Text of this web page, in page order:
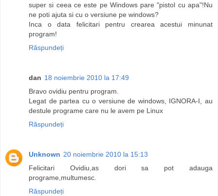
super si ceea ce este pe Windows pare "pistol cu apa"!Nu
ne poti ajuta si cu o versiune pe windows?
Inca o data felicitari pentru crearea acestui minunat
program!
Răspundeți
dan 18 noiembrie 2010 la 17:49
Bravo ovidiu pentru program.
Legat de partea cu o versiune de windows, IGNORA-I, au
destule programe care nu le avem pe Linux
Răspundeți
Unknown 20 noiembrie 2010 la 15:13
Felicitari Ovidiu,as dori sa pot adauga
programe,multumesc.
Răspundeți